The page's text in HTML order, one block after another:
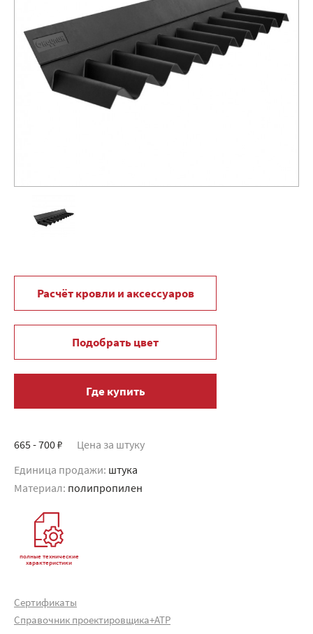
Расчёт кровли и аксессуаров
Подобрать цвет
Где купить
665 - 700 ₽ Цена за штуку
Единица продажи: штука
Материал: полипропилен
полные технические
характеристики
Сертификаты
Справочник проектировщика+АТР